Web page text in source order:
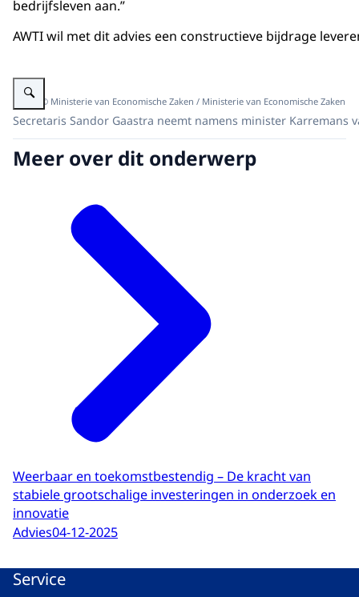
bedrijfsleven aan.”
AWTI wil met dit advies een constructieve bijdrage
Vergroot afbeelding Secretaris Sandor Gaastra neemt namens minister
Beeld: © Ministerie van Economische Zaken / Ministerie van Economische Zaken
Secretaris Sandor Gaastra neemt namens minister
Meer over dit onderwerp
Weerbaar en toekomstbestendig – De kracht van
stabiele grootschalige investeringen in onderzoek en
innovatie
Advies04-12-2025
Service